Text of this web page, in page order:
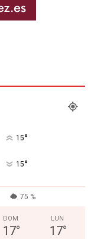
15°
15°
75 %
DOM
17°
LUN
17°